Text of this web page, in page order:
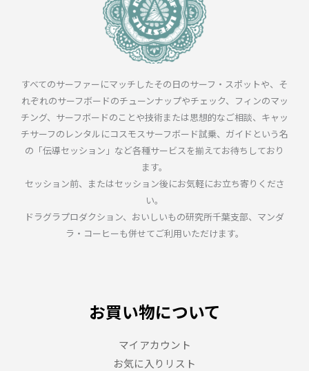
すべてのサーファーにマッチしたその日のサーフ・スポットや、そ
れぞれのサーフボードのチューンナップやチェック、フィンのマッ
チング、サーフボードのことや技術または思想的なご相談、キャッ
チサーフのレンタルにコスモスサーフボード試乗、ガイドという名
の「伝導セッション」など各種サービスを揃えてお待ちしており
ます。
セッション前、またはセッション後にお気軽にお立ち寄りくださ
い。
ドラグラプロダクション、おいしいもの研究所千葉支部、マンダ
ラ・コーヒーも併せてご利用いただけます。
お買い物について
マイアカウント
お気に入りリスト